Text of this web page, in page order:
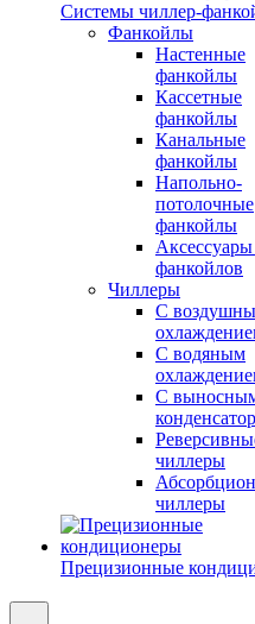
Системы чиллер-
Фанкойлы
Настенные
фанкойлы
Кассетные
фанкойлы
Канальные
фанкойлы
Напольно-
потолочные
фанкойлы
фанкойлов
Чиллеры
С
С водяным
С
чиллеры
чиллеры
Прецизионные